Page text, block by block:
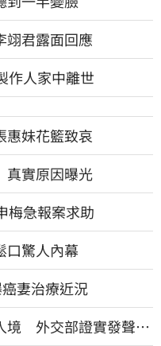
君露面回應
人家中離世
妹花籃致哀
實原因曝光
急報案求助
驚人內幕
妻治療近況
境 外交部證實發聲